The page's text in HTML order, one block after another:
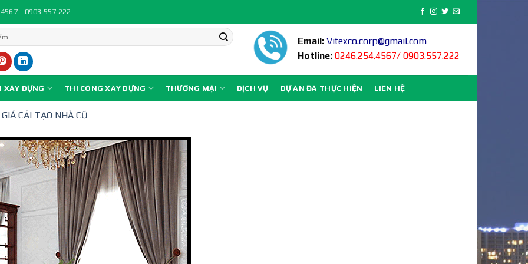
- 0903.557.222
Email: Vitexco.corp@gmail.com
Hotline: 0246.254.4567/ 0903.557.222
XÂY DỰNG THI CÔNG XÂY DỰNG THƯƠNG MẠI DỊCH VỤ DỰ ÁN ĐÃ THỰC HIỆN LIÊN HỆ
CẢI TẠO NHÀ CŨ